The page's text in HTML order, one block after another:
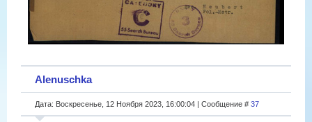
Alenuschka
Дата: Воскресенье, 12 Ноября 2023, 16:00:04 | Сообщение # 37